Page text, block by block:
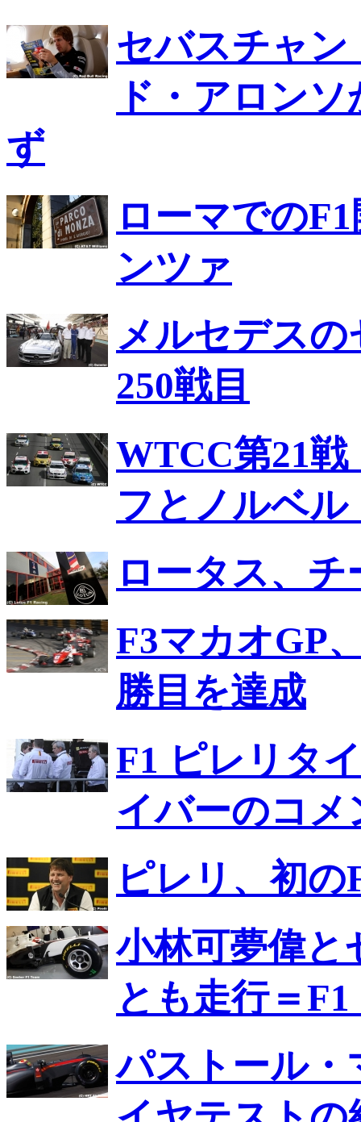
セバスチャ
ド・アロン
ず
ローマでの
ンツァ
メルセデス
250戦目
WTCC第21戦
フとノルベ
ロータス、
F3マカオGP
勝目を達成
F1 ピレリタ
イバーのコメ
ピレリ、初
小林可夢偉と
とも走行＝
パストール・